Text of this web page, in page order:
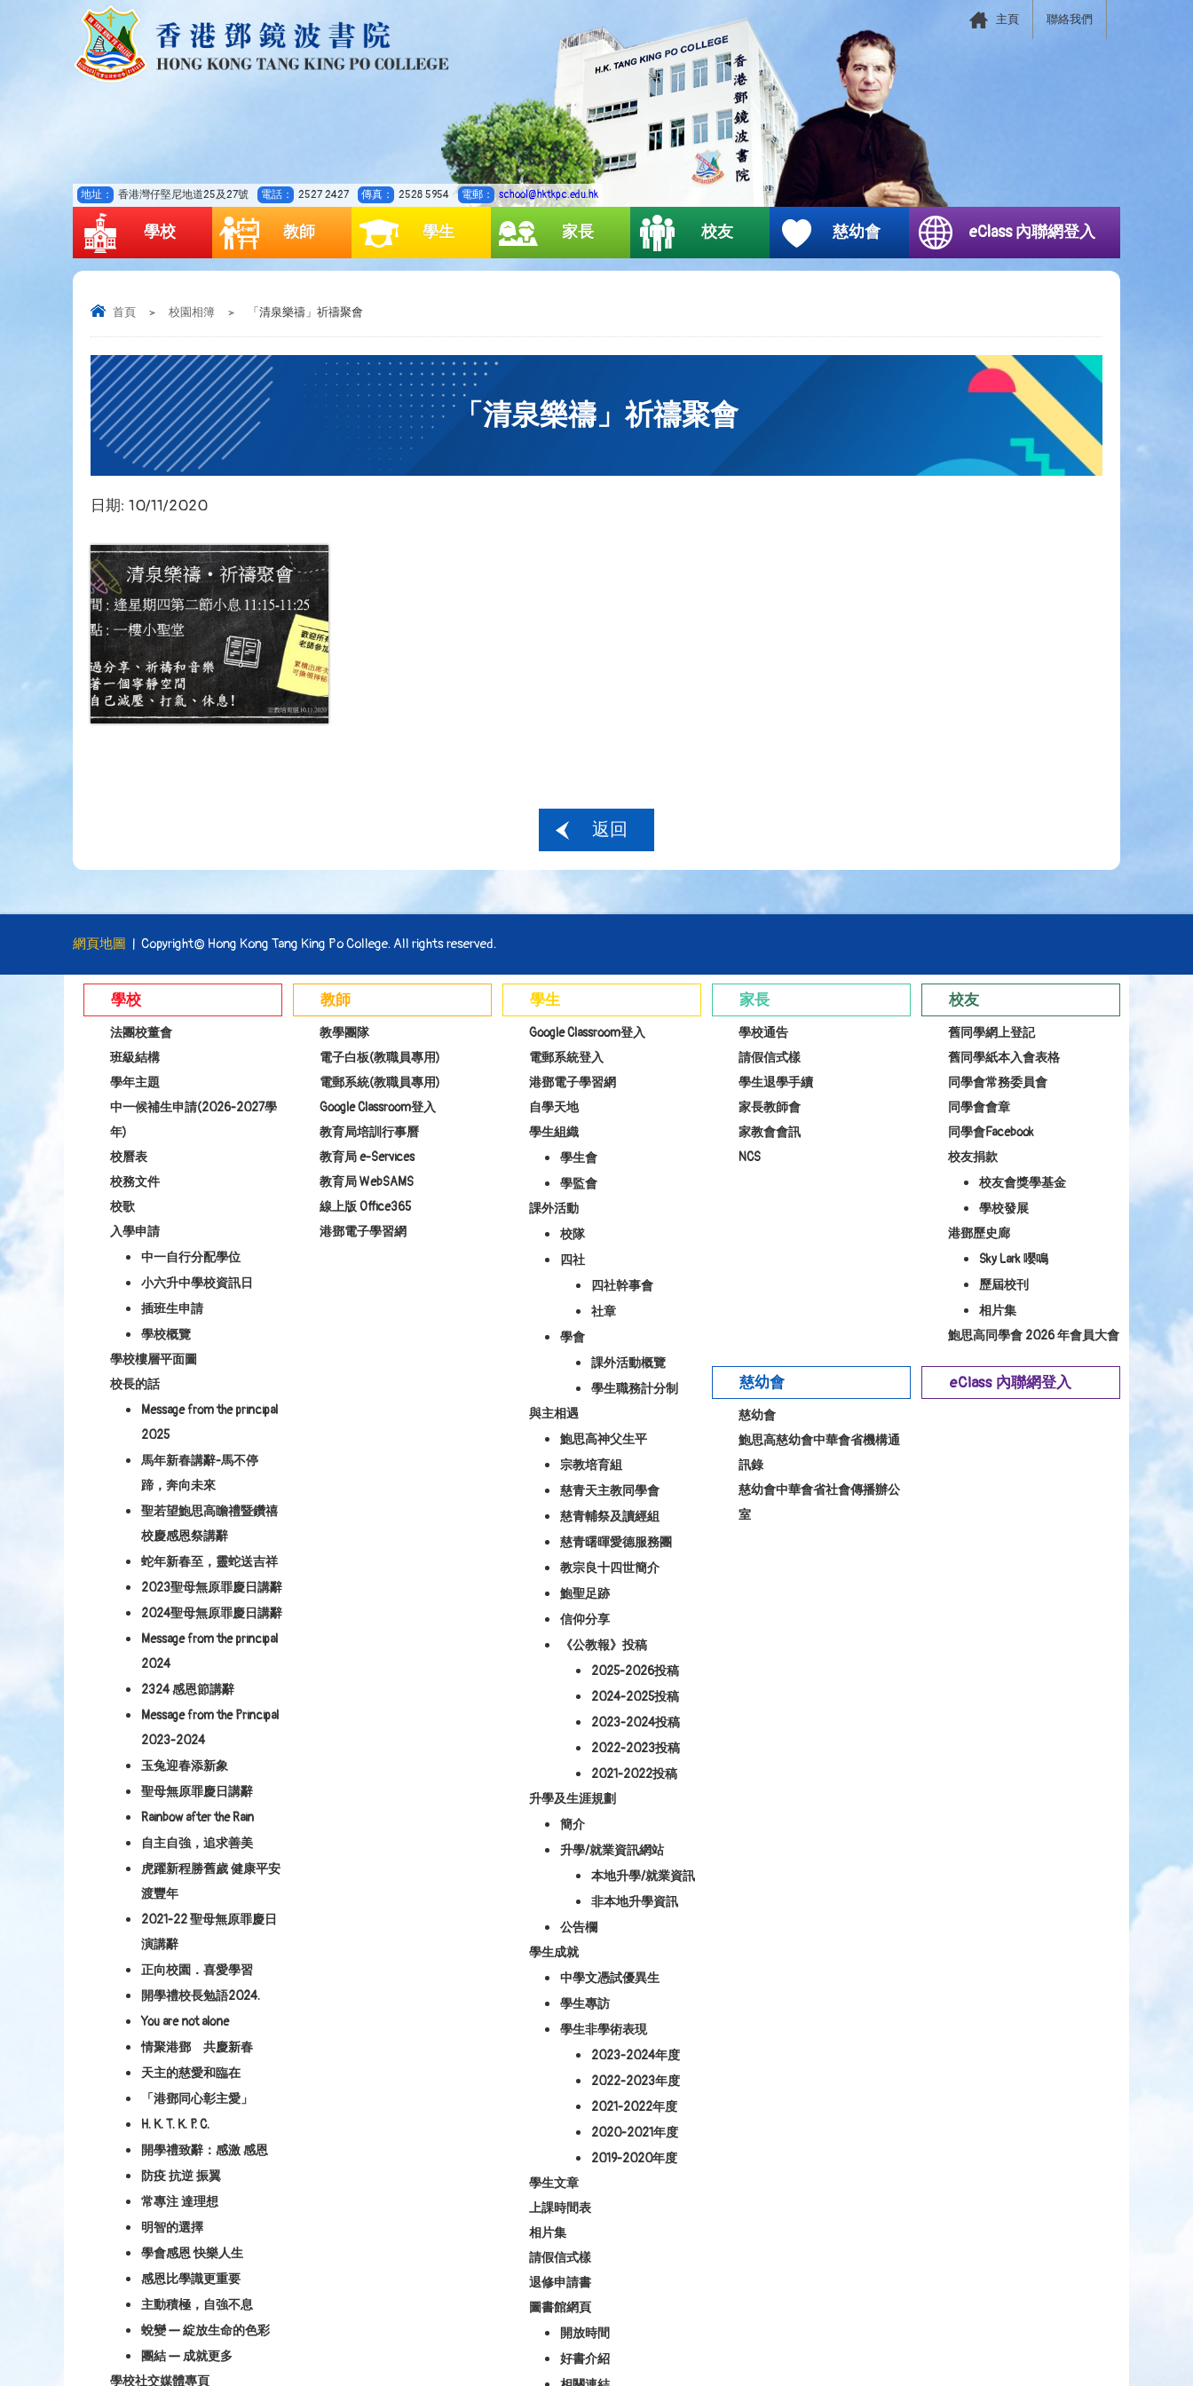
地址： 香港灣仔堅尼地道25及27號 電話： 2527 2427 傳真： 2528 5954 電郵： school@hktkpc.edu.hk
聯絡我們
主頁
學校 教師 學生 家長 校友 慈幼會 eClass 內聯網登入
首頁 > 校園相簿 > 「清泉樂禱」祈禱聚會
「清泉樂禱」祈禱聚會
日期: 10/11/2020
返回
網頁地圖 | Copyright© Hong Kong Tang King Po College. All rights reserved.
學校
法團校董會
班級結構
學年主題
中一候補生申請(2026-2027學
年)
校曆表
校務文件
校歌
入學申請
中一自行分配學位
小六升中學校資訊日
插班生申請
學校概覽
學校樓層平面圖
校長的話
Message from the principal
2025
馬年新春講辭-馬不停
蹄，奔向未來
聖若望鮑思高瞻禮暨鑽禧
校慶感恩祭講辭
蛇年新春至，靈蛇送吉祥
2023聖母無原罪慶日講辭
2024聖母無原罪慶日講辭
Message from the principal
2024
2324 感恩節講辭
Message from the Principal
2023-2024
玉兔迎春添新象
聖母無原罪慶日講辭
Rainbow after the Rain
自主自強，追求善美
虎躍新程勝舊歲 健康平安
渡豐年
2021-22 聖母無原罪慶日
演講辭
正向校園．喜愛學習
開學禮校長勉語2024.
You are not alone
情聚港鄧 共慶新春
天主的慈愛和臨在
「港鄧同心彰主愛」
H. K. T. K. P. C.
開學禮致辭：感激 感恩
防疫 抗逆 振翼
常專注 達理想
明智的選擇
學會感恩 快樂人生
感恩比學識更重要
主動積極，自強不息
蛻變 — 綻放生命的色彩
團結 — 成就更多
學校社交媒體專頁
教師
教學團隊
電子白板(教職員專用)
電郵系統(教職員專用)
Google Classroom登入
教育局培訓行事曆
教育局 e-Services
教育局 WebSAMS
線上版 Office365
港鄧電子學習網
學生
Google Classroom登入
電郵系統登入
港鄧電子學習網
自學天地
學生組織
學生會
學監會
課外活動
校隊
四社
四社幹事會
社章
學會
課外活動概覽
學生職務計分制
與主相遇
鮑思高神父生平
宗教培育組
慈青天主教同學會
慈青輔祭及讀經組
慈青曙暉愛德服務團
教宗良十四世簡介
鮑聖足跡
信仰分享
《公教報》投稿
2025-2026投稿
2024-2025投稿
2023-2024投稿
2022-2023投稿
2021-2022投稿
升學及生涯規劃
簡介
升學/就業資訊網站
本地升學/就業資訊
非本地升學資訊
公告欄
學生成就
中學文憑試優異生
學生專訪
學生非學術表現
2023-2024年度
2022-2023年度
2021-2022年度
2020-2021年度
2019-2020年度
學生文章
上課時間表
相片集
請假信式樣
退修申請書
圖書館網頁
開放時間
好書介紹
家長
學校通告
請假信式樣
學生退學手續
家長教師會
家教會會訊
NCS
校友
舊同學網上登記
舊同學紙本入會表格
同學會常務委員會
同學會會章
同學會Facebook
校友捐款
校友會獎學基金
學校發展
港鄧歷史廊
Sky Lark 嚶鳴
歷屆校刊
相片集
鮑思高同學會 2026 年會員大會
慈幼會
慈幼會
鮑思高慈幼會中華會省機構通
訊錄
慈幼會中華會省社會傳播辦公
室
eClass 內聯網登入